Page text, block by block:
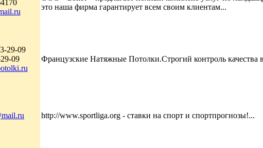
это наша фирма гарантирует всем своим клиентам...
29-09
09
Французские Натяжные Потолки.Строгий контроль
http://www.sportliga.org - ставки на спорт и спортпрогнозы!...